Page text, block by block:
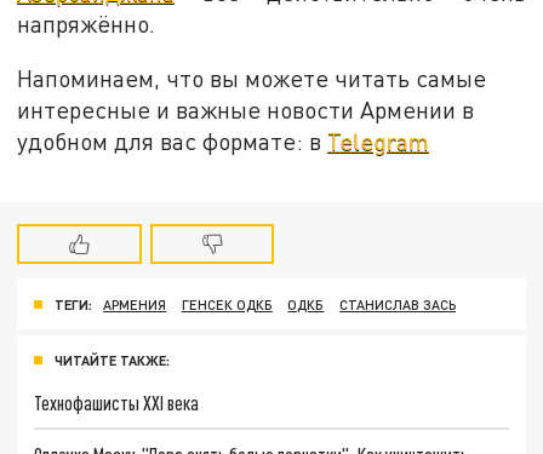
напряжённо.
Напоминаем, что вы можете читать самые
интересные и важные новости Армении в
удобном для вас формате: в Telegram
ТЕГИ: АРМЕНИЯ ГЕНСЕК ОДКБ ОДКБ СТАНИСЛАВ ЗАСЬ
ЧИТАЙТЕ ТАКЖЕ:
Технофашисты XXI века